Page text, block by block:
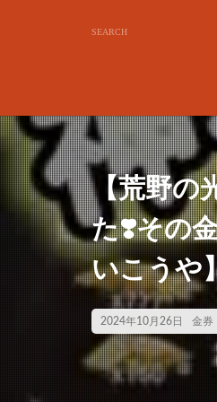
【荒野の
た❣️その
いこうや
2024年10月26日 金券